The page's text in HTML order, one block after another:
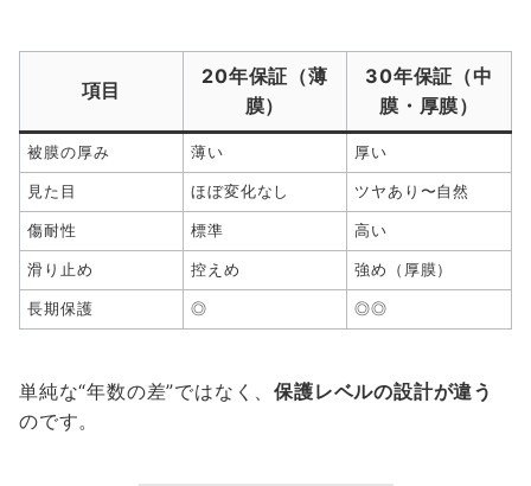
項目
20年保証（薄
膜）
30年保証（中
膜・厚膜）
被膜の厚み 薄い 厚い
見た目 ほぼ変化なし ツヤあり〜自然
傷耐性 標準 高い
滑り止め 控えめ 強め（厚膜）
長期保護 ◎ ◎◎
単純な“年数の差”ではなく、保護レベルの設計が違う
のです。